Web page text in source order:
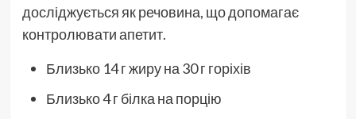
досліджується як речовина, що допомагає
контролювати апетит.
Близько 14 г жиру на 30 г горіхів
Близько 4 г білка на порцію